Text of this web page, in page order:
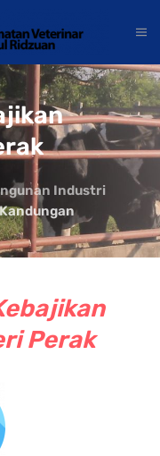
Industri
Kandungan
Perak